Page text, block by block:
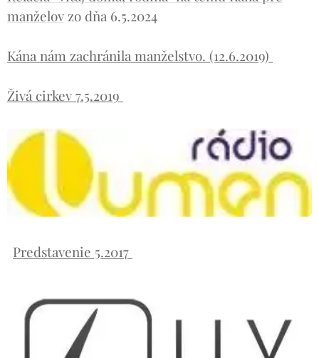
manželov zo dňa 6.5.2024
Kána nám zachránila manželstvo. (12.6.2019)
Živá cirkev 7.5.2019
Predstavenie 5.2017